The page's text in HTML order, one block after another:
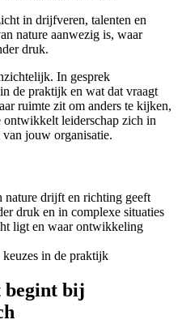
in drijfveren, talenten en
nature aanwezig is, waar
druk.
In gesprek
de praktijk en wat dat vraagt
ruimte zit om anders te kijken,
ontwikkelt leiderschap zich in
jouw organisatie.
nature drijft en richting geeft
druk en in complexe situaties
ligt en waar ontwikkeling
in de praktijk
begint bij